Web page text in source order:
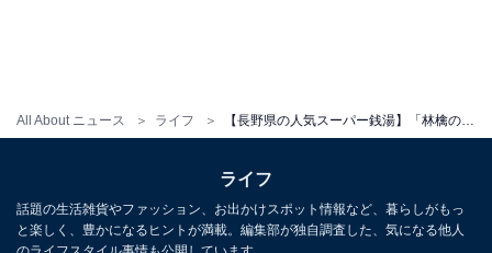
All About ニュース ライフ
土・日・祝：1,000円
平日：9:00～23:00（最終入場時間22:30）
土・日・祝：9:00～23:00（最終入場時間22:30）
ライフ
話題の生活雑貨やファッション、お出かけスポット情報など、暮らしがもっ
と楽しく、豊かになるヒントが満載。編集部が独自調査した、気になる他人